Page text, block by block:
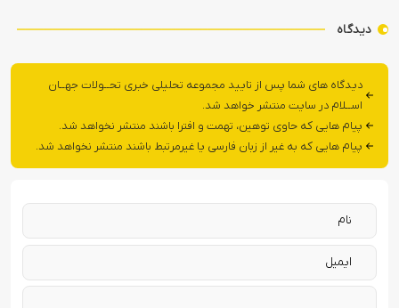
دیدگاه
دیدگاه های شما پس از تایید مجموعه تحلیلی خبری تحــولات جهــان
اســلام در سایت منتشر خواهد شد.
پیام هایی که حاوی توهین، تهمت و افترا باشند منتشر نخواهد شد.
پیام هایی که به غیر از زبان فارسی یا غیرمرتبط باشند منتشر نخواهد شد.